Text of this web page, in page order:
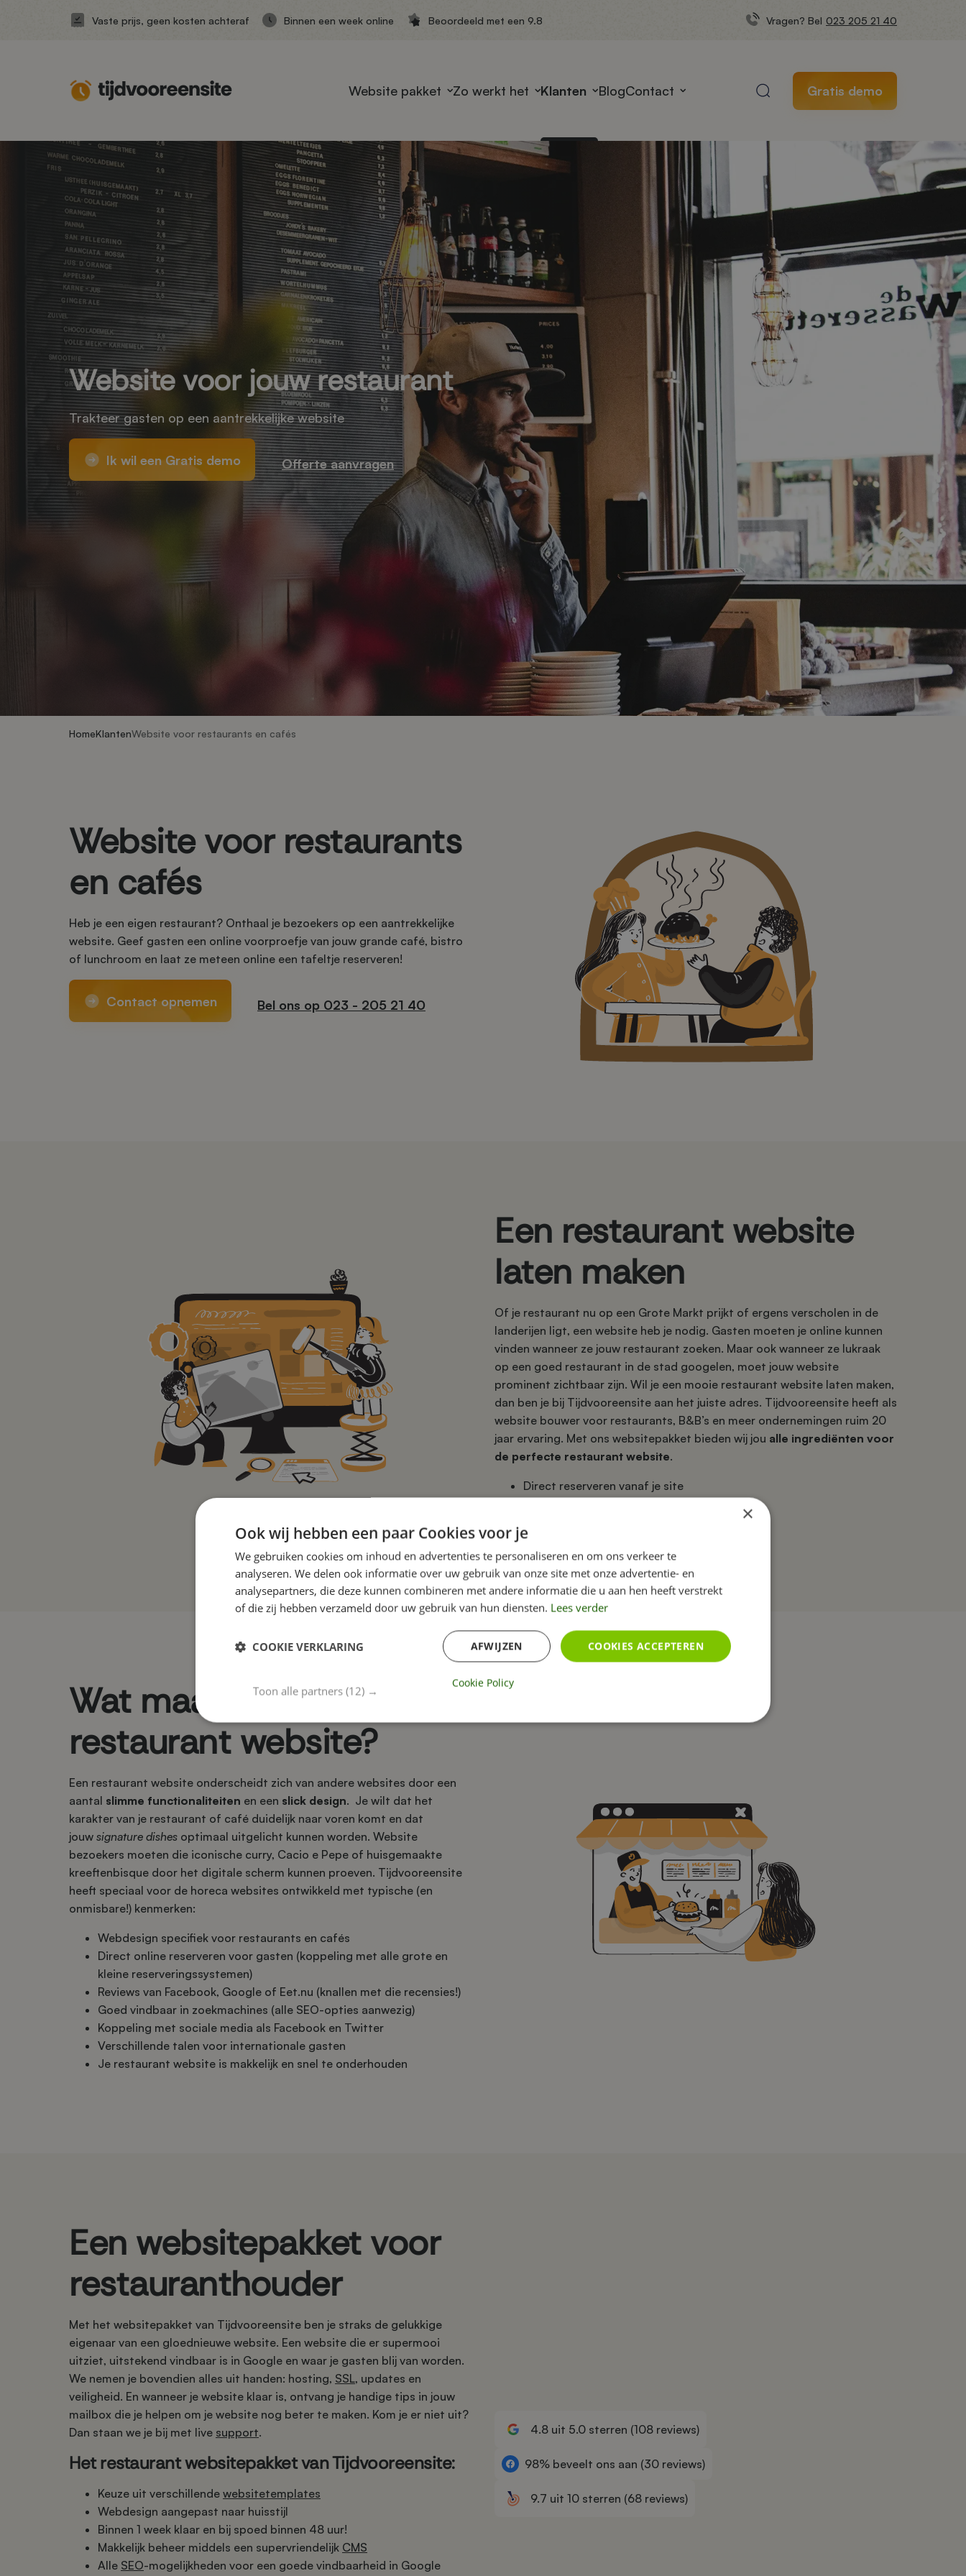
Vaste prijs, geen kosten achteraf Binnen een week online Beoordeeld met een 9.8 Vragen? Bel 023 205 21 40
Website pakket Zo werkt het Klanten BlogContact Gratis demo
Website voor jouw restaurant
Trakteer gasten op een aantrekkelijke website
Ik wil een Gratis demo Offerte aanvragen
HomeKlantenWebsite voor restaurants en cafés
Website voor restaurants
en cafés
Heb je een eigen restaurant? Onthaal je bezoekers op een aantrekkelijke
website. Geef gasten een online voorproefje van jouw grande café, bistro
of lunchroom en laat ze meteen online een tafeltje reserveren!
Contact opnemen Bel ons op 023 - 205 21 40
Een restaurant website
laten maken
Of je restaurant nu op een Grote Markt prijkt of ergens verscholen in de
landerijen ligt, een website heb je nodig. Gasten moeten je online kunnen
vinden wanneer ze jouw restaurant zoeken. Maar ook wanneer ze lukraak
op een goed restaurant in de stad googelen, moet jouw website
prominent zichtbaar zijn. Wil je een mooie restaurant website laten maken,
dan ben je bij Tijdvooreensite aan het juiste adres. Tijdvooreensite heeft als
website bouwer voor restaurants, B&B’s en meer ondernemingen ruim 20
jaar ervaring. Met ons websitepakket bieden wij jou alle ingrediënten voor
de perfecte restaurant website.
Direct reserveren vanaf je site
Wat maakt een goede
restaurant website?
Een restaurant website onderscheidt zich van andere websites door een
aantal slimme functionaliteiten en een slick design. Je wilt dat het
karakter van je restaurant of café duidelijk naar voren komt en dat
jouw signature dishes optimaal uitgelicht kunnen worden. Website
bezoekers moeten die iconische curry, Cacio e Pepe of huisgemaakte
kreeftenbisque door het digitale scherm kunnen proeven. Tijdvooreensite
heeft speciaal voor de horeca websites ontwikkeld met typische (en
onmisbare!) kenmerken:
Webdesign specifiek voor restaurants en cafés
Direct online reserveren voor gasten (koppeling met alle grote en
kleine reserveringssystemen)
Reviews van Facebook, Google of Eet.nu (knallen met die recensies!)
Goed vindbaar in zoekmachines (alle SEO-opties aanwezig)
Koppeling met sociale media als Facebook en Twitter
Verschillende talen voor internationale gasten
Je restaurant website is makkelijk en snel te onderhouden
Een websitepakket voor
restauranthouder
Met het websitepakket van Tijdvooreensite ben je straks de gelukkige
eigenaar van een gloednieuwe website. Een website die er supermooi
uitziet, uitstekend vindbaar is in Google en waar je gasten blij van worden.
We nemen je bovendien alles uit handen: hosting, SSL, updates en
veiligheid. En wanneer je website klaar is, ontvang je handige tips in jouw
mailbox die je helpen om je website nog beter te maken. Kom je er niet uit?
Dan staan we je bij met live support.
Het restaurant websitepakket van Tijdvooreensite:
Keuze uit verschillende websitetemplates
Webdesign aangepast naar huisstijl
Binnen 1 week klaar en bij spoed binnen 48 uur!
Makkelijk beheer middels een supervriendelijk CMS
Alle SEO-mogelijkheden voor een goede vindbaarheid in Google
4.8 uit 5.0 sterren (108 reviews)
98% beveelt ons aan (30 reviews)
9.7 uit 10 sterren (68 reviews)
×
Ook wij hebben een paar Cookies voor je
We gebruiken cookies om inhoud en advertenties te personaliseren en om ons verkeer te
analyseren. We delen ook informatie over uw gebruik van onze site met onze advertentie- en
analysepartners, die deze kunnen combineren met andere informatie die u aan hen heeft verstrekt
of die zij hebben verzameld door uw gebruik van hun diensten. Lees verder
Toon alle partners (12) →
COOKIES ACCEPTEREN
AFWIJZEN
COOKIE VERKLARING
Cookie Policy